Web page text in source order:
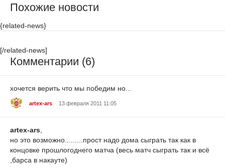
Похожие новости
{related-news}
[/related-news]
Комментарии (6)
хочется верить что мы победим но...
artex-ars 13 февраля 2011 11:05
artex-ars,
но это возможно.........прост надо дома сыграть так как в
концовке прошлогоднего матча (весь матч сыграть так и всё
,барса в накауте)